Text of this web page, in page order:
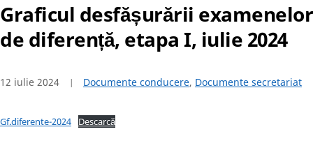
Graficul desfășurării examenelor
de diferență, etapa I, iulie 2024
12 iulie 2024 Documente conducere, Documente secretariat
Gf.diferente-2024 Descarcă